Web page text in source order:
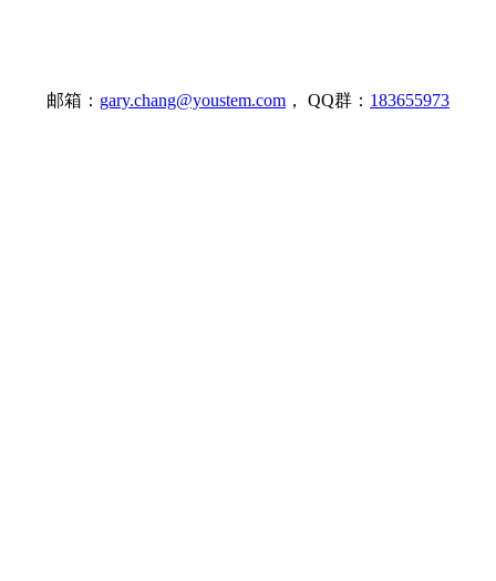
邮箱： gary.chang@youstem.com ， QQ群： 183655973